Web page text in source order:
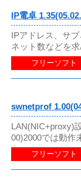
IP電卓
IPアドレス、サ
ネット数などを
フリーソフト
swnetprof
LAN(NIC+proxy)
00)2000では動作
フリーソフト